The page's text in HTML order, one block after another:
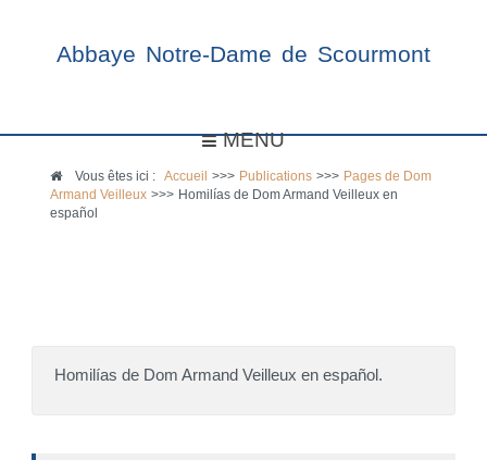
Abbaye Notre-Dame de Scourmont
MENU
Vous êtes ici :Accueil >>> Publications >>> Pages de Dom
Armand Veilleux >>> Homilías de Dom Armand Veilleux en
español
Homilías de Dom Armand Veilleux en español.